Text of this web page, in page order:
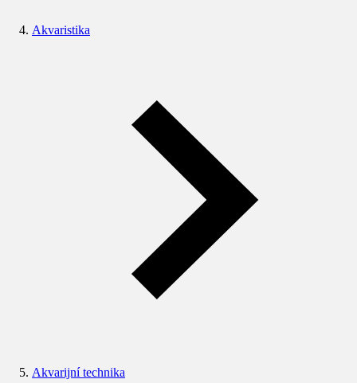
Akvaristika
Akvarijní technika